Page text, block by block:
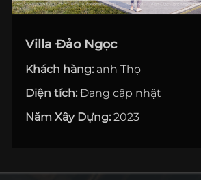
Villa Đảo Ngọc
Khách hàng: anh Thọ
Diện tích: Đang cập nhật
Năm Xây Dựng: 2023